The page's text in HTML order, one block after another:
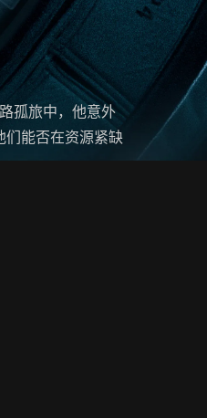
孤旅中，他意外
们能否在资源紧缺